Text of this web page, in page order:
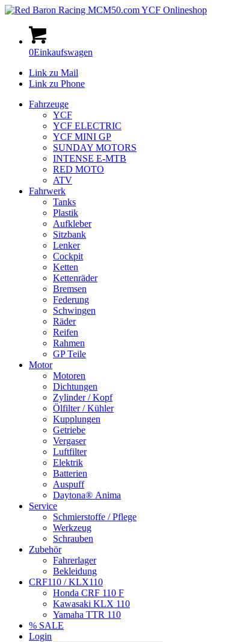
0Einkaufswagen
Link zu Mail
Link zu Phone
Fahrzeuge
YCF
YCF ELECTRIC
YCF MINI GP
SUNDAY MOTORS
INTENSE E-MTB
RED MOTO
ATV
Fahrwerk
Tanks
Plastik
Aufkleber
Sitzbank
Lenker
Cockpit
Ketten
Kettenräder
Bremsen
Federung
Schwingen
Räder
Reifen
Rahmen
GP Teile
Motor
Motoren
Dichtungen
Zylinder / Kopf
Ölfilter / Kühler
Kupplungen
Getriebe
Vergaser
Luftfilter
Elektrik
Batterien
Auspuff
Daytona® Anima
Service
Schmierstoffe / Pflege
Werkzeug
Schrauben
Zubehör
Fahrerlager
Bekleidung
CRF110 / KLX110
Honda CRF 110 F
Kawasaki KLX 110
Yamaha TTR 110
% SALE
Login